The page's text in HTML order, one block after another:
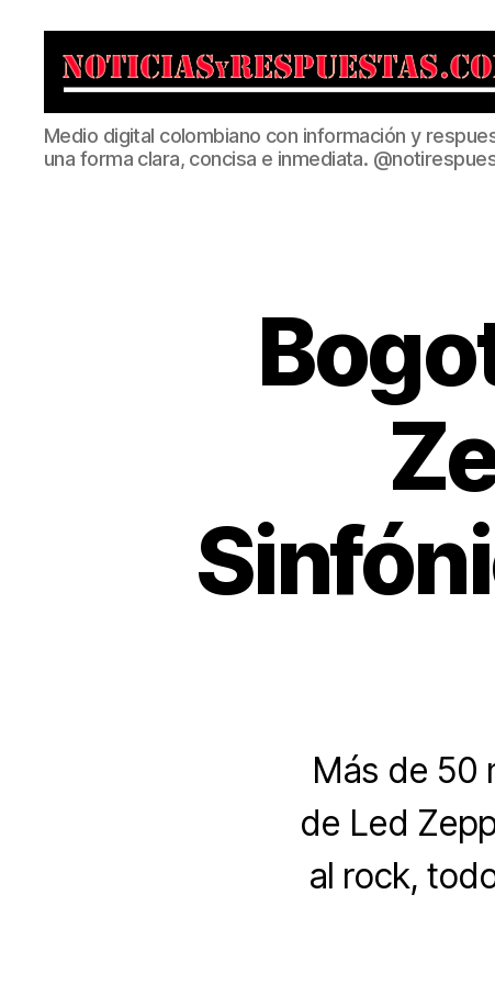
Noticias
y
Respuestas
Medio digital colombiano con información y
una forma clara, concisa e inmediata.
Más de 50
de Led
al rock,